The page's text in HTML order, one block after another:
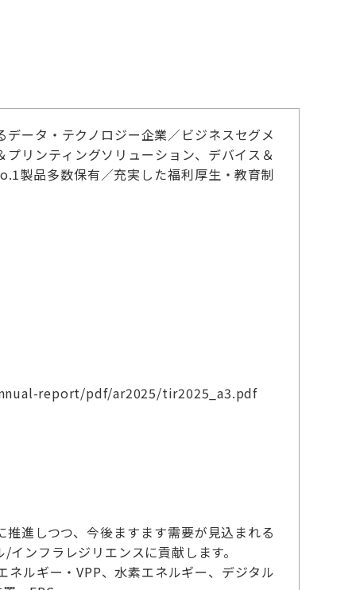
ータ・テクノロジー企業／ビジネスセグメ
リンティングソリューション、デバイス＆
製品多数保有／充実した福利厚生・教育制
report/pdf/ar2025/tir2025_a3.pdf
進しつつ、今後ますます需要が見込まれる
ンフラレジリエンスに貢献します。
ルギー・VPP、水素エネルギー、デジタル